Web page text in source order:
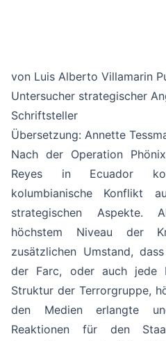
von Luis Alberto Villamarin
Untersucher strategischer
Schriftsteller
Übersetzung: Annette
Nach der Operation
Reyes in Ecuador
kolumbianische Konflikt
strategischen Aspekte.
höchstem Niveau der
zusätzlichen Umstand,
der Farc, oder auch jede
Struktur der Terrorgruppe,
den Medien erlangte
Reaktionen für den